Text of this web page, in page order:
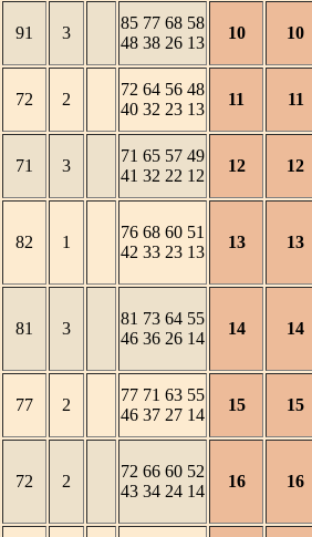
91 3
85 77 68 58
48 38 26 13
10 10
72 2
72 64 56 48
40 32 23 13
11 11
71 3
71 65 57 49
41 32 22 12
12 12
82 1
76 68 60 51
42 33 23 13
13 13
81 3
81 73 64 55
46 36 26 14
14 14
77 2
77 71 63 55
46 37 27 14
15 15
72 2
72 66 60 52
43 34 24 14
16 16